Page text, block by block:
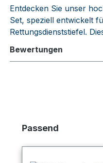
Entdecken Sie unser
Set, speziell entwickelt
Rettungsdienststiefel.
Bewertungen
Produktgalerie
Passend